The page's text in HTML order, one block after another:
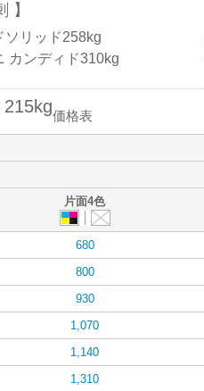
ソリッド258kg
カンディド310kg
価格表
片面4色
680
800
930
1,070
1,140
1,310